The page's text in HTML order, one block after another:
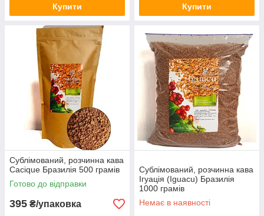
Купити Купити
Сублімований, розчинна кава
Cасique Бразилія 500 грамів
Готово до відправки
395 ₴/упаковка
Сублімований, розчинна кава
Ігуація (Iguacu) Бразилія
1000 грамів
Немає в наявності